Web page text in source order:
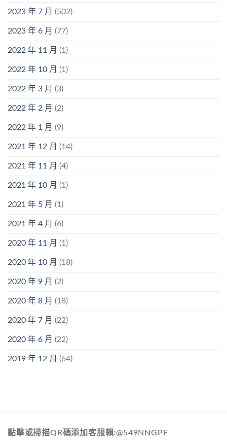
2023 年 7 月 (502)
2023 年 6 月 (77)
2022 年 11 月 (1)
2022 年 10 月 (1)
2022 年 3 月 (3)
2022 年 2 月 (2)
2022 年 1 月 (9)
2021 年 12 月 (14)
2021 年 11 月 (4)
2021 年 10 月 (1)
2021 年 5 月 (1)
2021 年 4 月 (6)
2020 年 11 月 (1)
2020 年 10 月 (18)
2020 年 9 月 (2)
2020 年 8 月 (18)
2020 年 7 月 (22)
2020 年 6 月 (22)
2019 年 12 月 (64)
點擊或掃描QR碼添加客服賴:@549NNGPF